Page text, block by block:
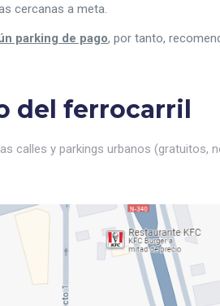
cercanas a meta.
parking de pago, por tanto,
del ferrocarril
calles y parkings urbanos (gratuitos,